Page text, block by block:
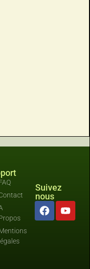
Suivez
nous